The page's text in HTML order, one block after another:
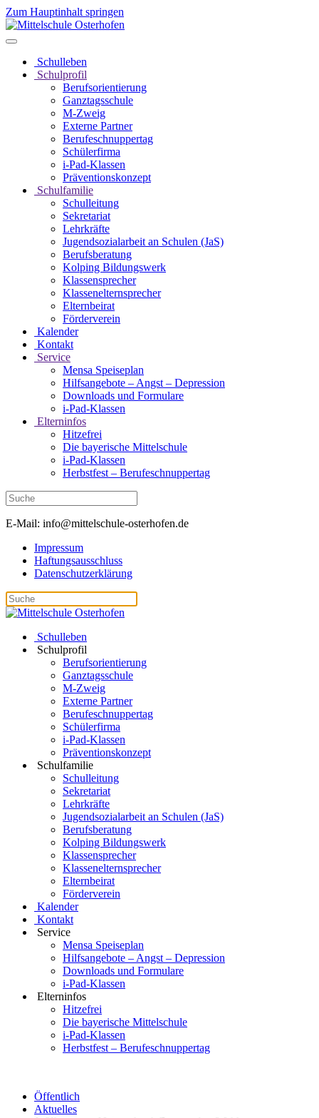
Zum Hauptinhalt springen
Schulleben
Schulprofil
Berufsorientierung
Ganztagsschule
M-Zweig
Externe Partner
Berufeschnuppertag
Schülerfirma
i-Pad-Klassen
Präventionskonzept
Schulfamilie
Schulleitung
Sekretariat
Lehrkräfte
Jugendsozialarbeit an Schulen (JaS)
Berufsberatung
Kolping Bildungswerk
Klassensprecher
Klassenelternsprecher
Elternbeirat
Förderverein
Kalender
Kontakt
Service
Mensa Speiseplan
Hilfsangebote – Angst – Depression
Downloads und Formulare
i-Pad-Klassen
Elterninfos
Hitzefrei
Die bayerische Mittelschule
i-Pad-Klassen
Herbstfest – Berufeschnuppertag
E-Mail: info@mittelschule-osterhofen.de
Impressum
Haftungsausschluss
Datenschutzerklärung
Schulleben
Schulprofil
Berufsorientierung
Ganztagsschule
M-Zweig
Externe Partner
Berufeschnuppertag
Schülerfirma
i-Pad-Klassen
Präventionskonzept
Schulfamilie
Schulleitung
Sekretariat
Lehrkräfte
Jugendsozialarbeit an Schulen (JaS)
Berufsberatung
Kolping Bildungswerk
Klassensprecher
Klassenelternsprecher
Elternbeirat
Förderverein
Kalender
Kontakt
Service
Mensa Speiseplan
Hilfsangebote – Angst – Depression
Downloads und Formulare
i-Pad-Klassen
Elterninfos
Hitzefrei
Die bayerische Mittelschule
i-Pad-Klassen
Herbstfest – Berufeschnuppertag
Öffentlich
Aktuelles